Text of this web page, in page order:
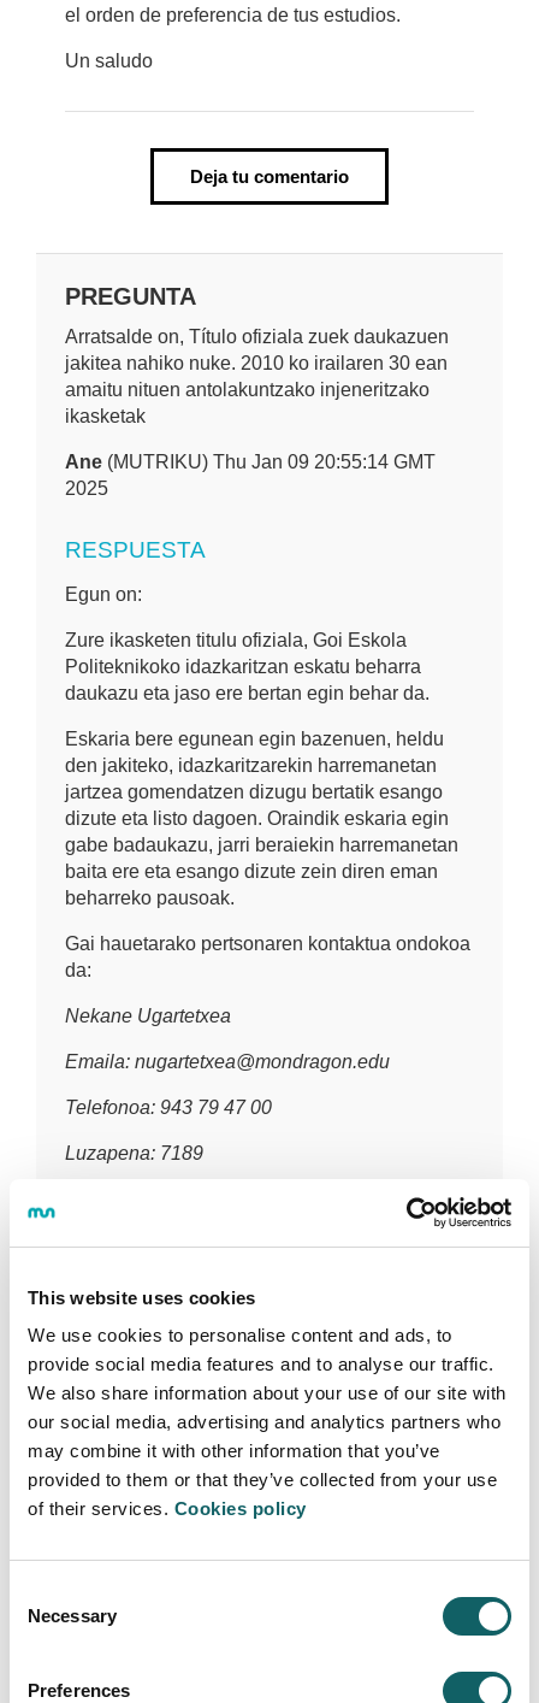
This website uses cookies
We use cookies to personalise content and ads, to
provide social media features and to analyse our traffic.
We also share information about your use of our site with
our social media, advertising and analytics partners who
may combine it with other information that you’ve
provided to them or that they’ve collected from your use
of their services. Cookies policy
Selection
Necessary
Preferences
el orden de preferencia de tus estudios.
Un saludo
Deja tu comentario
PREGUNTA
Arratsalde on, Título ofiziala zuek daukazuen
jakitea nahiko nuke. 2010 ko irailaren 30 ean
amaitu nituen antolakuntzako injeneritzako
ikasketak
Ane (MUTRIKU) Thu Jan 09 20:55:14 GMT
2025
RESPUESTA
Egun on:
Zure ikasketen titulu ofiziala, Goi Eskola
Politeknikoko idazkaritzan eskatu beharra
daukazu eta jaso ere bertan egin behar da.
Eskaria bere egunean egin bazenuen, heldu
den jakiteko, idazkaritzarekin harremanetan
jartzea gomendatzen dizugu bertatik esango
dizute eta listo dagoen. Oraindik eskaria egin
gabe badaukazu, jarri beraiekin harremanetan
baita ere eta esango dizute zein diren eman
beharreko pausoak.
Gai hauetarako pertsonaren kontaktua ondokoa
da:
Nekane Ugartetxea
Emaila: nugartetxea@mondragon.edu
Telefonoa: 943 79 47 00
Luzapena: 7189
Deja tu comentario
PREGUNTA
Buenas, es obligatorio tener el C1 de Euskera
2025